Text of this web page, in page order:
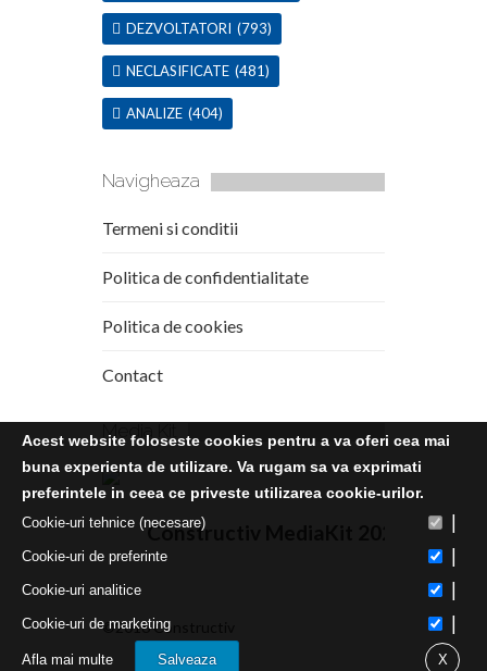
DEZVOLTATORI (793)
NECLASIFICATE (481)
ANALIZE (404)
Navigheaza
Termeni si conditii
Politica de confidentialitate
Politica de cookies
Contact
Media Kit
Constructiv MediaKit 2020
©2016 Constructiv
Acest website foloseste cookies pentru a va oferi cea mai
buna experienta de utilizare. Va rugam sa va exprimati
preferintele in ceea ce priveste utilizarea cookie-urilor.
Cookie-uri tehnice (necesare)
Cookie-uri de preferinte
Cookie-uri analitice
Cookie-uri de marketing
Afla mai multe Salveaza X